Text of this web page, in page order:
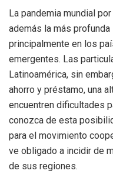
La pandemia mundial
además la más
principalmente en los
emergentes. Las
Latinoamérica, sin
ahorro y préstamo, una
encuentren dificultades
conozca de esta
para el movimiento
ve obligado a incidir de
de sus regiones.